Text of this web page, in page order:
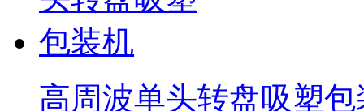
高周波单头转盘吸塑包